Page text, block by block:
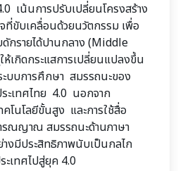
เน้นการปรับเปลี่ยนโครงสร้าง
ที่ขับเคลื่อนด้วยนวัตกรรม เพื่อ
กรายได้ปานกลาง (Middle
เกิดกระแสการเปลี่ยนแปลงขึ้น
บบการศึกษา สมรรถนะของ
เทศไทย 4.0 นอกจาก
โนโลยีขั้นสูง และการใช้สื่อ
รณญาณ สมรรถนะด้านภาษา
งมีประสิทธิภาพนับเป็นกลไก
เทศไปสู่ยุค 4.0